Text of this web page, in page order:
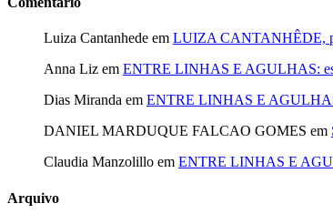
Luiza Cantanhede em LUIZA CANTANHÊDE,
Anna Liz em ENTRE LINHAS E AGULHAS:
Dias Miranda em ENTRE LINHAS E
DANIEL MARDUQUE FALCAO GOMES em
Claudia Manzolillo em ENTRE LINHAS E
Arquivo